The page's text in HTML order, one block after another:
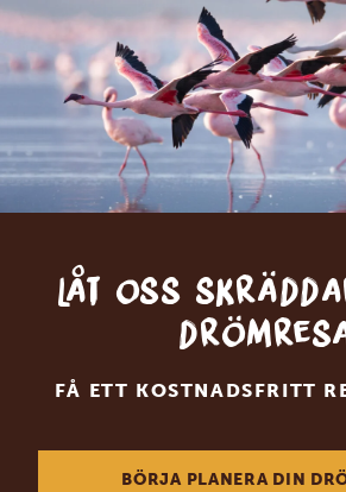
Låt oss
FÅ ETT KOSTNADSFRITT
BÖRJA PLANERA DIN